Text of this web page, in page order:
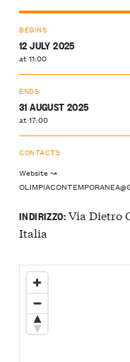
BEGINS
12 JULY 2025
at 11:00
ENDS
31 AUGUST 2025
at 17:00
CONTACTS
Website ↝
INDIRIZZO:Via Dietro
Italia